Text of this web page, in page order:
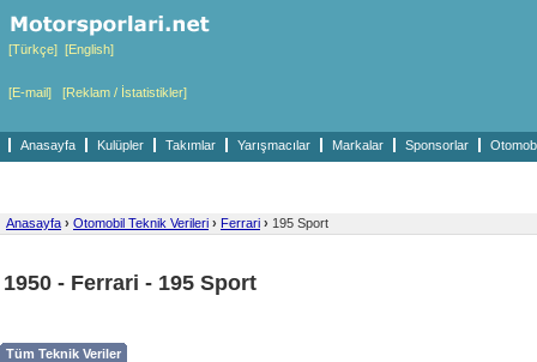
[Türkçe] [English]
[E-mail] [Reklam / İstatistikler]
Anasayfa Kulüpler Takımlar Yarışmacılar Markalar Sponsorlar
Anasayfa › Otomobil Teknik Verileri › Ferrari › 195 Sport
1950 - Ferrari - 195 Sport
Tüm Teknik Veriler